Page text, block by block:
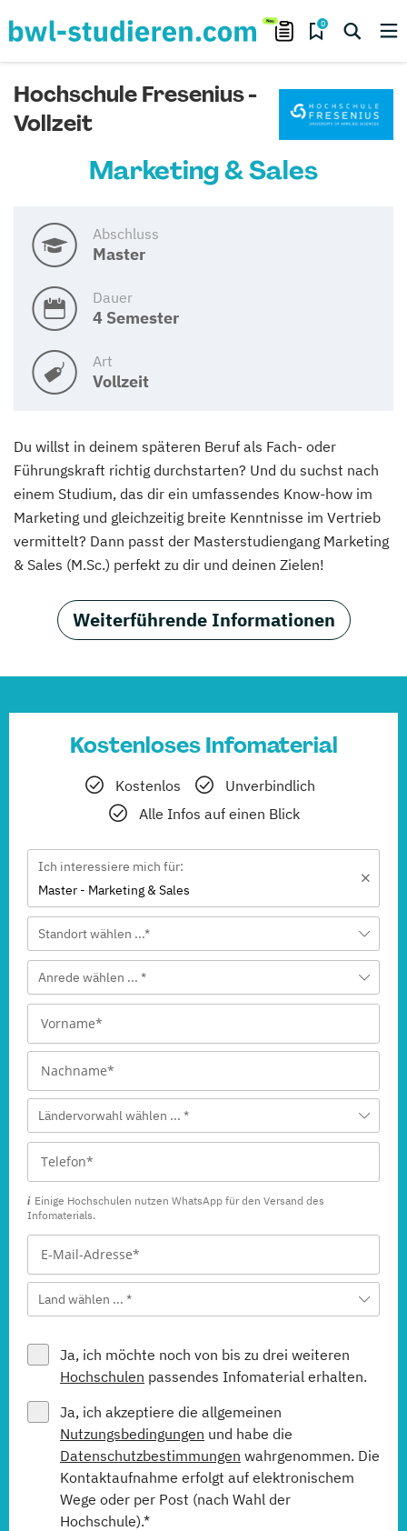
0
Hochschule Fresenius -
Vollzeit
Marketing & Sales
Abschluss
Master
Dauer
4 Semester
Art
Vollzeit
Du willst in deinem späteren Beruf als Fach- oder
Führungskraft richtig durchstarten? Und du suchst nach
einem Studium, das dir ein umfassendes Know-how im
Marketing und gleichzeitig breite Kenntnisse im Vertrieb
vermittelt? Dann passt der Masterstudiengang Marketing
& Sales (M.Sc.) perfekt zu dir und deinen Zielen!
Weiterführende Informationen
Kostenloses Infomaterial
Kostenlos
Unverbindlich
Alle Infos auf einen Blick
Ich interessiere mich für:
Master - Marketing & Sales
Standort wählen ...*
Anrede wählen ... *
Ländervorwahl wählen ... *
Einige Hochschulen nutzen WhatsApp für den Versand des
Infomaterials.
Land wählen ... *
Ja, ich möchte noch von bis zu drei weiteren
Hochschulen passendes Infomaterial erhalten.
Ja, ich akzeptiere die allgemeinen
Nutzungsbedingungen und habe die
Datenschutzbestimmungen wahrgenommen. Die
Kontaktaufnahme erfolgt auf elektronischem
Wege oder per Post (nach Wahl der
Hochschule).*